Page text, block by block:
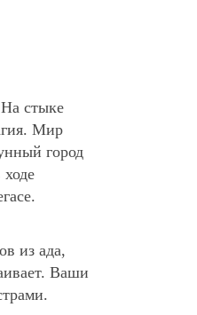
стыке
Мир
город
из ада,
Ваши